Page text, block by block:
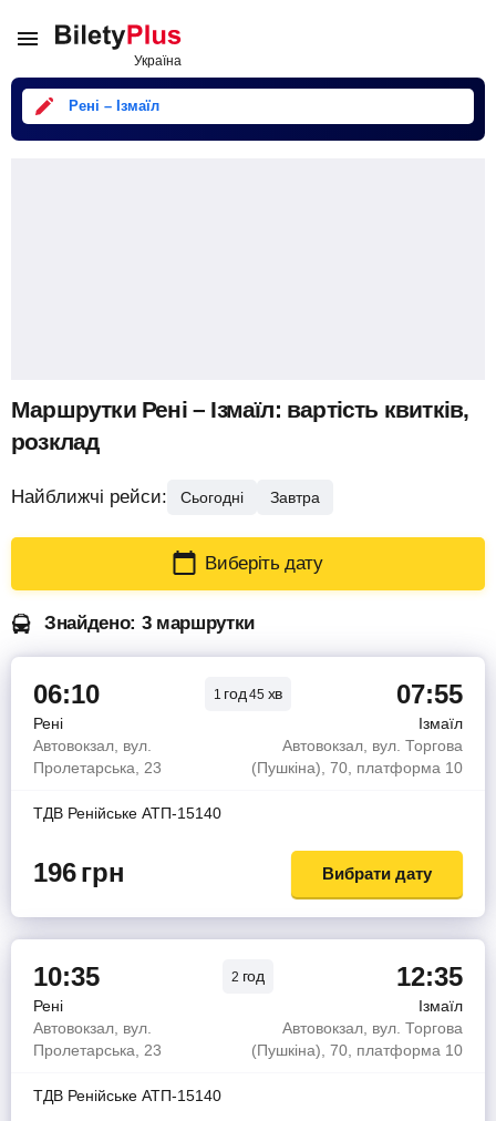
Рені – Ізмаїл
Маршрутки Рені – Ізмаїл: вартість квитків,
розклад
Найближчі рейси: Сьогодні Завтра
Виберіть дату
Знайдено: 3 маршрутки
06:10 1 год45 хв 07:55
Рені
Ізмаїл
Автовокзал, вул.
Пролетарська, 23
Автовокзал, вул. Торгова
(Пушкіна), 70, платформа 10
ТДВ Ренiйське АТП-15140
196грн Вибрати дату
10:35 2 год 12:35
Рені
Ізмаїл
Автовокзал, вул.
Пролетарська, 23
Автовокзал, вул. Торгова
(Пушкіна), 70, платформа 10
ТДВ Ренiйське АТП-15140